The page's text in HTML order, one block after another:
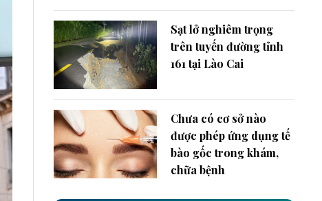
Sạt lở nghiêm trọng
trên tuyến đường tỉnh
161 tại Lào Cai
Chưa có cơ sở nào
được phép ứng dụng tế
bào gốc trong khám,
chữa bệnh